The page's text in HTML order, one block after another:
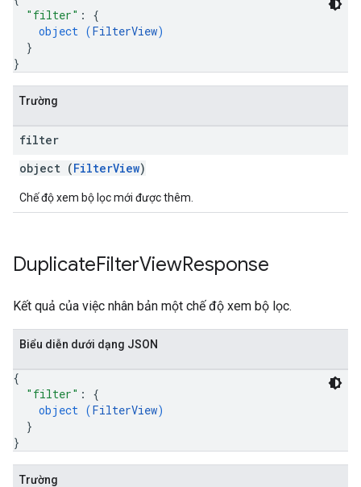
"filter" : {
object (FilterView)
}
}
Trường
filter
object (FilterView)
Chế độ xem bộ lọc mới được thêm.
DuplicateFilterViewResponse
Kết quả của việc nhân bản một chế độ xem bộ lọc.
Biểu diễn dưới dạng JSON
{
"filter" : {
object (FilterView)
}
}
Trường